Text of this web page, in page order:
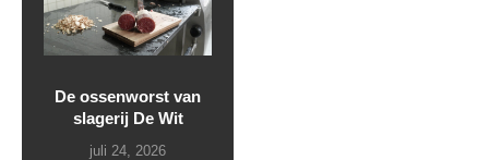
De ossenworst van
slagerij De Wit
juli 24, 2026